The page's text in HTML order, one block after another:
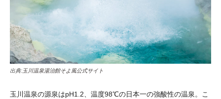
出典:玉川温泉湯治館そよ風公式サイト
玉川温泉の源泉はpH1.2、温度98℃の日本一の強酸性の温泉。こ